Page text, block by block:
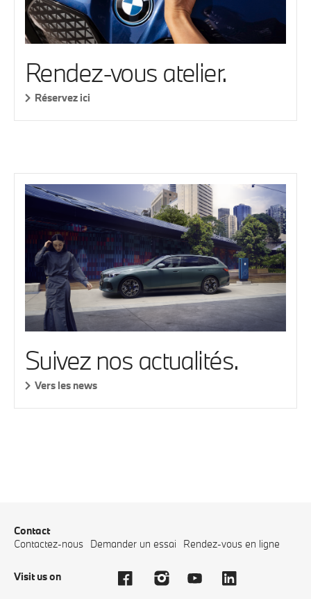
Rendez-vous atelier.
Réservez ici
Suivez nos actualités.
Vers les news
Contact
Contactez-nous Demander un essai Rendez-vous en ligne
Visit us on